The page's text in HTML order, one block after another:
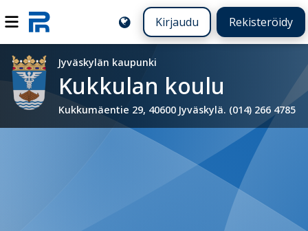
Kirjaudu Rekisteröidy
Jyväskylän kaupunki
Kukkulan koulu
Kukkumäentie 29, 40600 Jyväskylä. (014) 266 4785